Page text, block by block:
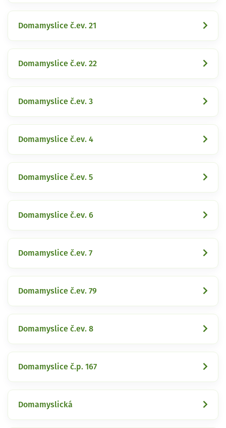
Domamyslice č.ev. 21
Domamyslice č.ev. 22
Domamyslice č.ev. 3
Domamyslice č.ev. 4
Domamyslice č.ev. 5
Domamyslice č.ev. 6
Domamyslice č.ev. 7
Domamyslice č.ev. 79
Domamyslice č.ev. 8
Domamyslice č.p. 167
Domamyslická